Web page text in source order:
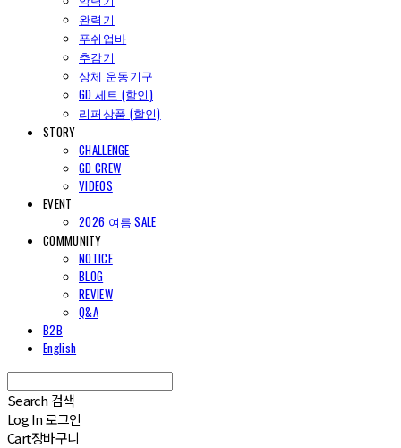
완력기
푸쉬업바
추감기
상체 운동기구
GD 세트 (할인)
리퍼상품 (할인)
STORY
CHALLENGE
GD CREW
VIDEOS
EVENT
2026 여름 SALE
COMMUNITY
NOTICE
BLOG
REVIEW
Q&A
B2B
English
Search 검색
Log In로그인
Cart장바구니